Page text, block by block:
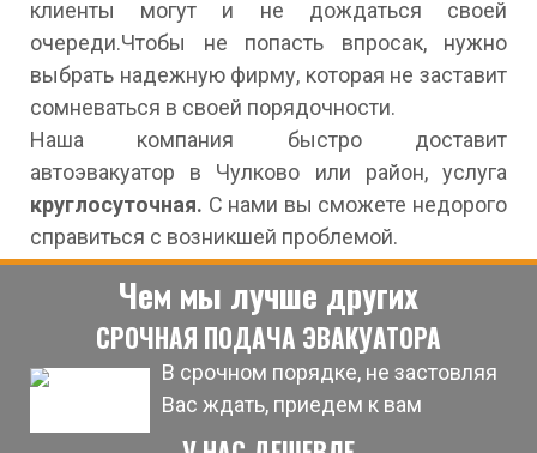
клиенты могут и не дождаться своей
очереди.Чтобы не попасть впросак, нужно
выбрать надежную фирму, которая не заставит
сомневаться в своей порядочности.
Наша компания быстро доставит
автоэвакуатор в Чулково или район, услуга
круглосуточная. С нами вы сможете недорого
справиться с возникшей проблемой.
Чем мы лучше других
СРОЧНАЯ ПОДАЧА ЭВАКУАТОРА
В срочном порядке, не застовляя
Вас ждать, приедем к вам